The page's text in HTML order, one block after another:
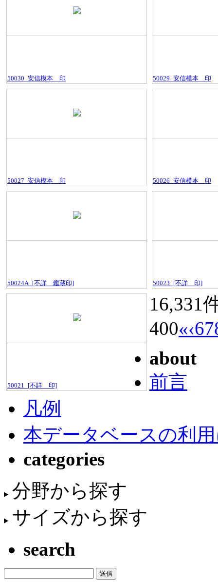
50030_安信模本＿印 50029_安信模本＿印
50027_安信模本＿印 50026_安信模本＿印
50024A_[不詳＿鑑蔵印] 50023_[不詳＿印]
50021_[不詳＿印]
16,331
400«‹67
about
前言
凡例
本データベースの利
categories
分野から探す
サイズから探す
search